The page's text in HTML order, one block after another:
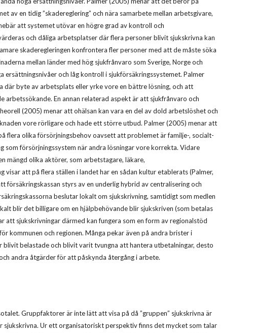
av en tidig ”skadereglering” och nära samarbete mellan arbetsgivare,
att systemet utövar en högre grad av kontroll och
och dåliga arbetsplatser där flera personer blivit sjukskrivna kan
skaderegleringen konfrontera fler personer med att de måste söka
mellan länder med hög sjukfrånvaro som Sverige, Norge och
och låg kontroll i sjukförsäkringssystemet. Palmer
byte av arbetsplats eller yrke vore en bättre lösning, och att
En annan relaterad aspekt är att sjukfrånvaro och
(2005) menar att ohälsan kan vara en del av dold arbetslöshet och
vore rörligare och hade ett större utbud. Palmer (2005) menar att
flera olika försörjningsbehov oavsett att problemet är familje-, socialt-
som försörjningssystem när andra lösningar vore korrekta. Vidare
mängd olika aktörer, som arbetstagare, läkare,
att på flera ställen i landet har en sådan kultur etablerats (Palmer,
försäkringskassan styrs av en underlig hybrid av centralisering och
beslutar lokalt om sjukskrivning, samtidigt som medlen
blir det billigare om en hjälpbehövande blir sjukskriven (som betalas
att sjukskrivningar därmed kan fungera som en form av regionalstöd
kommunen och regionen. Många pekar även på andra brister i
belastade och blivit varit tvungna att hantera utbetalningar, desto
andra åtgärder för att påskynda återgång i arbete.
Gruppfaktorer är inte lätt att visa på då ”gruppen” sjukskrivna är
sjukskrivna. Ur ett organisatoriskt perspektiv finns det mycket som talar